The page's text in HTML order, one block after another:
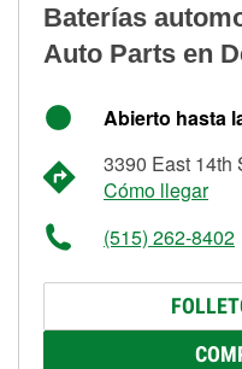
Baterías
Auto Parts en
Abierto hasta
3390 East 14th
Cómo llegar
(515) 262-8402